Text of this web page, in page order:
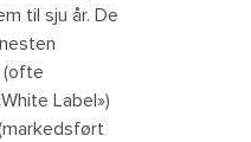
til sju år. De
(ofte
Label»)